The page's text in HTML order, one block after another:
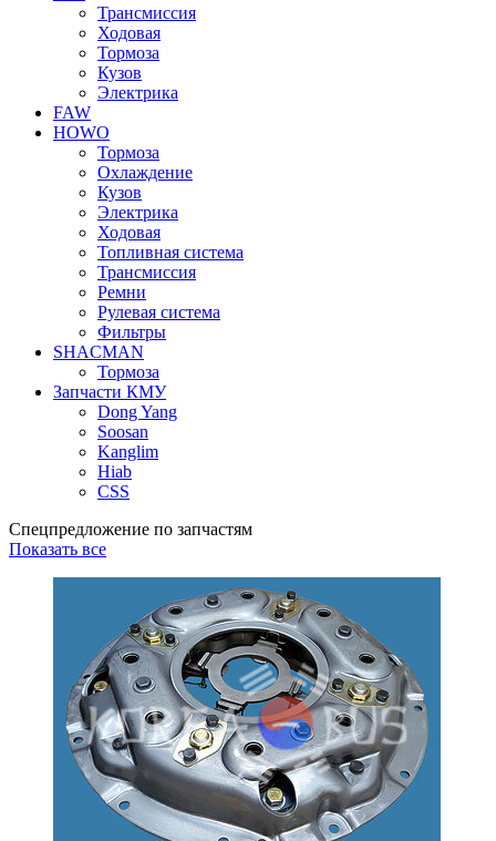
Трансмиcсия
Ходовая
Тормоза
Кузов
Электрика
FAW
HOWO
Тормоза
Охлаждение
Кузов
Электрика
Ходовая
Топливная система
Трансмиссия
Ремни
Рулевая система
Фильтры
SHACMAN
Тормоза
Запчасти КМУ
Dong Yang
Soosan
Kanglim
Hiab
CSS
Спецпредложение по запчастям
Показать все